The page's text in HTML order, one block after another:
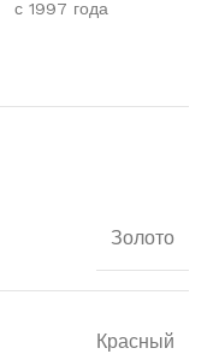
с 1997 года
Золото
Красный